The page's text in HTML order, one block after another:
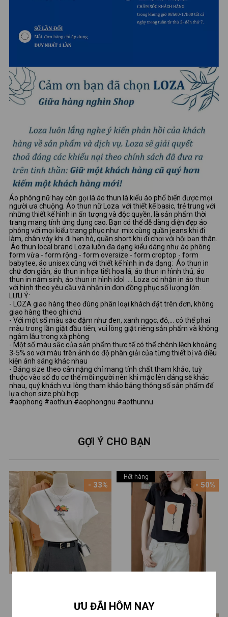
Áo phông nữ hay còn gọi là áo thun là kiểu áo phổ biến được mọi
người ưa chuộng. Áo thun nữ Loza với thiết kế basic, trẻ trung với
những thiết kế hình in ấn tượng và độc quyền, là sản phẩm thời
trang mang tính ứng dụng cao. Bạn có thể dễ dàng diện đẹp áo
phông với mọi kiểu trang phục như mix cùng quần jeans khi đi
làm, chân váy khi đi hẹn hò, quần short khi đi chơi với hội bạn thân.
Áo thun local brand Loza luôn đa dạng kiểu dáng như áo phông
form vừa - form rộng - form oversize - form croptop - form
babytee, áo unisex cùng với thiết kế hình in đa dạng: Áo thun in
chữ đơn giản, áo thun in họa tiết hoa lá, áo thun in hình thú, áo
thun in năm sinh, áo thun in hình idol …. Loza có nhận in áo thun
với hình theo yêu cầu và nhận in đơn đồng phục số lượng lớn.
LƯU Ý:
- LOZA giao hàng theo đúng phân loại khách đặt trên đơn, không
giao hàng theo ghi chú
- Với một số màu sắc đậm như đen, xanh ngọc, đỏ,... có thể phai
màu trong lần giặt đầu tiên, vui lòng giặt riêng sản phẩm và không
ngâm lâu trong xà phòng
- Một số màu sắc của sản phẩm thực tế có thể chênh lệch khoảng
3-5% so với màu trên ảnh do độ phân giải của từng thiết bị và điều
kiện ánh sáng khác nhau
- Bảng size theo cân nặng chỉ mang tính chất tham khảo, tuỳ
thuộc vào số đo cơ thể mỗi người nên khi mặc lên dáng sẽ khác
nhau, quý khách vui lòng tham khảo bảng thông số sản phẩm để
lựa chọn size phù hợp
#aophong #aothun #aophongnu #aothunnu
GỢI Ý CHO BẠN
- 33%
quả Summer 2025 chất liệu
- 50%
Hết hàng
phông XẢ lẻ size LOZA
ƯU ĐÃI HÔM NAY